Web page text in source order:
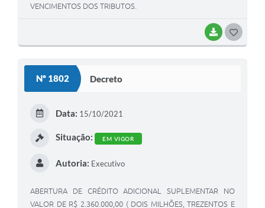
BAIXAR
VENCIMENTOS DOS TRIBUTOS.
Nº 1802 Decreto
Data: 15/10/2021
Situação: EM VIGOR
Autoria: Executivo
ABERTURA DE CRÉDITO ADICIONAL SUPLEMENTAR NO
VALOR DE R$ 2.360.000,00 ( DOIS MILHÕES, TREZENTOS E